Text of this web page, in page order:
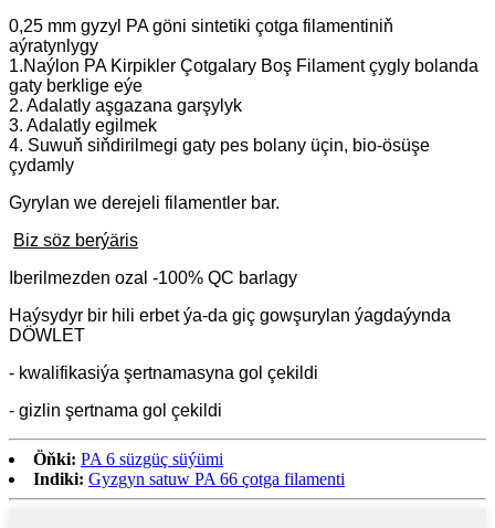
0,25 mm gyzyl PA göni sintetiki çotga filamentiniň
aýratynlygy
1.Naýlon PA Kirpikler Çotgalary Boş Filament çygly bolanda
gaty berklige eýe
2. Adalatly aşgazana garşylyk
3. Adalatly egilmek
4. Suwuň siňdirilmegi gaty pes bolany üçin, bio-ösüşe
çydamly
Gyrylan we derejeli filamentler bar.
Biz söz berýäris
Iberilmezden ozal -100% QC barlagy
Haýsydyr bir hili erbet ýa-da giç gowşurylan ýagdaýynda
DÖWLET
- kwalifikasiýa şertnamasyna gol çekildi
- gizlin şertnama gol çekildi
Öňki: PA 6 süzgüç süýümi
Indiki: Gyzgyn satuw PA 66 çotga filamenti